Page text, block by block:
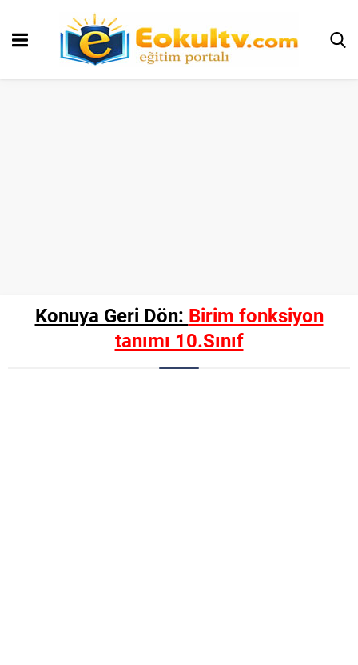
Konuya Geri Dön: Birim fonksiyon
tanımı 10.Sınıf